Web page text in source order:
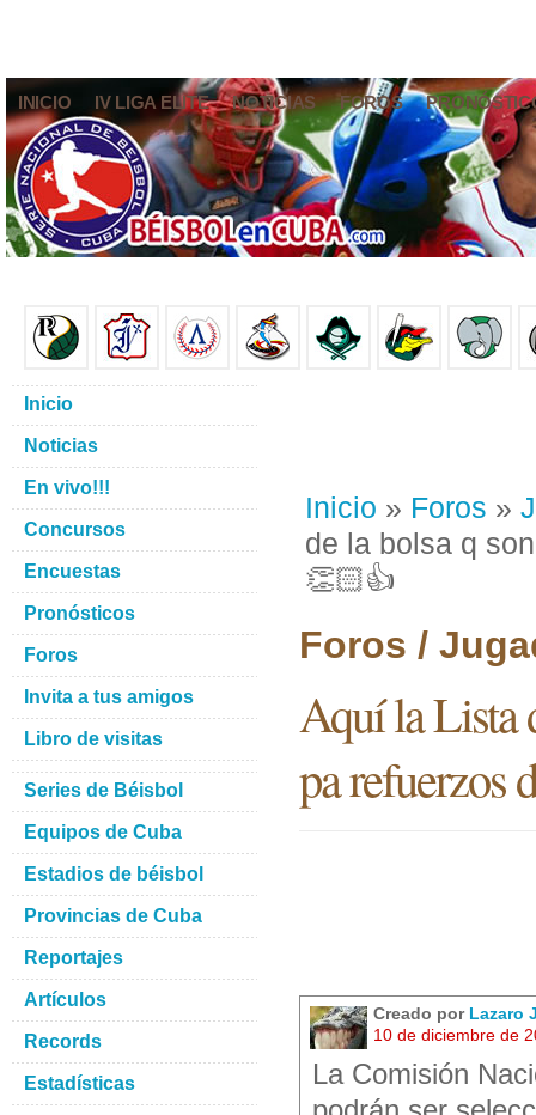
INICIO IV LIGA ELITE NOTICIAS FOROS
Inicio » Foros »
de la bolsa q
👏🏻👍
Foros /
Aquí la Lista
pa refuerzos
Creado por Lazaro
10 de diciembre de
La Comisión
Inicio
Noticias
En vivo!!!
Concursos
Encuestas
Pronósticos
Foros
Invita a tus amigos
Libro de visitas
Series de Béisbol
Equipos de Cuba
Estadios de béisbol
Provincias de Cuba
Reportajes
Artículos
Records
Estadísticas